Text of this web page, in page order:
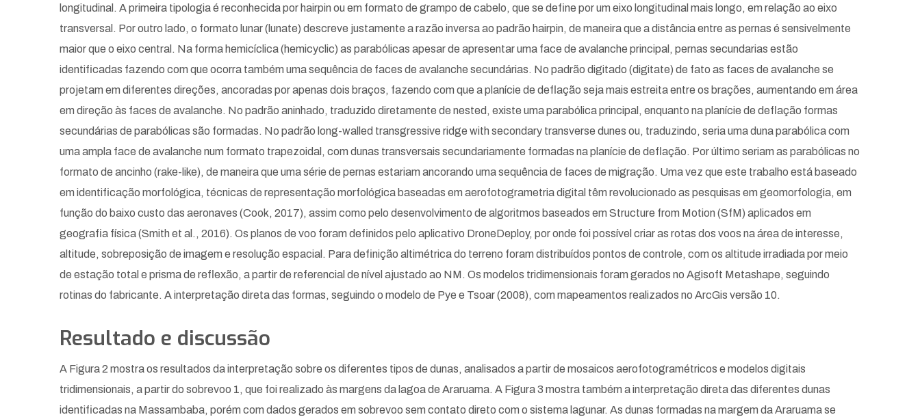
longitudinal. A primeira tipologia é reconhecida por hairpin ou em formato de grampo de cabelo, que se define por um eixo longitudinal mais longo, em relação ao eixo
transversal. Por outro lado, o formato lunar (lunate) descreve justamente a razão inversa ao padrão hairpin, de maneira que a distância entre as pernas é sensivelmente
maior que o eixo central. Na forma hemicíclica (hemicyclic) as parabólicas apesar de apresentar uma face de avalanche principal, pernas secundarias estão
identificadas fazendo com que ocorra também uma sequência de faces de avalanche secundárias. No padrão digitado (digitate) de fato as faces de avalanche se
projetam em diferentes direções, ancoradas por apenas dois braços, fazendo com que a planície de deflação seja mais estreita entre os brações, aumentando em área
em direção às faces de avalanche. No padrão aninhado, traduzido diretamente de nested, existe uma parabólica principal, enquanto na planície de deflação formas
secundárias de parabólicas são formadas. No padrão long-walled transgressive ridge with secondary transverse dunes ou, traduzindo, seria uma duna parabólica com
uma ampla face de avalanche num formato trapezoidal, com dunas transversais secundariamente formadas na planície de deflação. Por último seriam as parabólicas no
formato de ancinho (rake-like), de maneira que uma série de pernas estariam ancorando uma sequência de faces de migração. Uma vez que este trabalho está baseado
em identificação morfológica, técnicas de representação morfológica baseadas em aerofotogrametria digital têm revolucionado as pesquisas em geomorfologia, em
função do baixo custo das aeronaves (Cook, 2017), assim como pelo desenvolvimento de algoritmos baseados em Structure from Motion (SfM) aplicados em
geografia física (Smith et al., 2016). Os planos de voo foram definidos pelo aplicativo DroneDeploy, por onde foi possível criar as rotas dos voos na área de interesse,
altitude, sobreposição de imagem e resolução espacial. Para definição altimétrica do terreno foram distribuídos pontos de controle, com os altitude irradiada por meio
de estação total e prisma de reflexão, a partir de referencial de nível ajustado ao NM. Os modelos tridimensionais foram gerados no Agisoft Metashape, seguindo
rotinas do fabricante. A interpretação direta das formas, seguindo o modelo de Pye e Tsoar (2008), com mapeamentos realizados no ArcGis versão 10.
Resultado e discussão
A Figura 2 mostra os resultados da interpretação sobre os diferentes tipos de dunas, analisados a partir de mosaicos aerofotogramétricos e modelos digitais
tridimensionais, a partir do sobrevoo 1, que foi realizado às margens da lagoa de Araruama. A Figura 3 mostra também a interpretação direta das diferentes dunas
identificadas na Massambaba, porém com dados gerados em sobrevoo sem contato direto com o sistema lagunar. As dunas formadas na margem da Araruama se